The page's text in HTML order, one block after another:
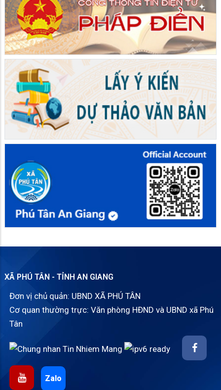
XÃ PHÚ TÂN - TỈNH AN GIANG
Đơn vị chủ quản: UBND XÃ PHÚ TÂN
Cơ quan thường trực: Văn phòng HĐND và UBND xã Phú
Tân
Zalo